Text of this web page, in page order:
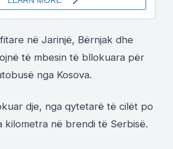
në Jarinjë, Bërnjak dhe
të mbesin të bllokuara për
nga Kosova.
dje, nga qytetarë të cilët po
kilometra në brendi të Serbisë.